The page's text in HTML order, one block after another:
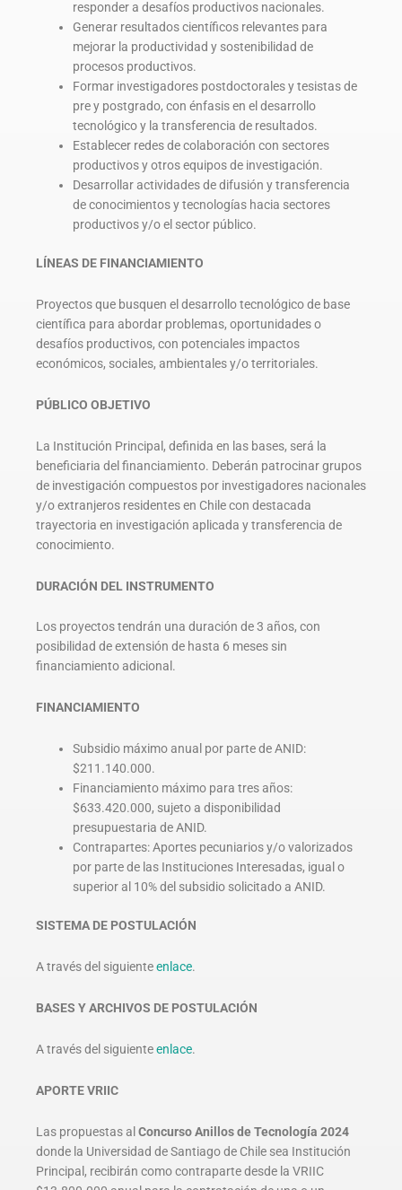
responder a desafíos productivos nacionales.
Generar resultados científicos relevantes para
mejorar la productividad y sostenibilidad de
procesos productivos.
Formar investigadores postdoctorales y tesistas de
pre y postgrado, con énfasis en el desarrollo
tecnológico y la transferencia de resultados.
Establecer redes de colaboración con sectores
productivos y otros equipos de investigación.
Desarrollar actividades de difusión y transferencia
de conocimientos y tecnologías hacia sectores
productivos y/o el sector público.
LÍNEAS DE FINANCIAMIENTO
Proyectos que busquen el desarrollo tecnológico de base
científica para abordar problemas, oportunidades o
desafíos productivos, con potenciales impactos
económicos, sociales, ambientales y/o territoriales.
PÚBLICO OBJETIVO
La Institución Principal, definida en las bases, será la
beneficiaria del financiamiento. Deberán patrocinar grupos
de investigación compuestos por investigadores nacionales
y/o extranjeros residentes en Chile con destacada
trayectoria en investigación aplicada y transferencia de
conocimiento.
DURACIÓN DEL INSTRUMENTO
Los proyectos tendrán una duración de 3 años, con
posibilidad de extensión de hasta 6 meses sin
financiamiento adicional.
FINANCIAMIENTO
Subsidio máximo anual por parte de ANID:
$211.140.000.
Financiamiento máximo para tres años:
$633.420.000, sujeto a disponibilidad
presupuestaria de ANID.
Contrapartes: Aportes pecuniarios y/o valorizados
por parte de las Instituciones Interesadas, igual o
superior al 10% del subsidio solicitado a ANID.
SISTEMA DE POSTULACIÓN
A través del siguienteenlace.
BASES Y ARCHIVOS DE POSTULACIÓN
A través del siguienteenlace.
APORTE VRIIC
Las propuestas alConcurso Anillos de Tecnología 2024
donde la Universidad de Santiago de Chile sea Institución
Principal, recibirán como contraparte desde la VRIIC